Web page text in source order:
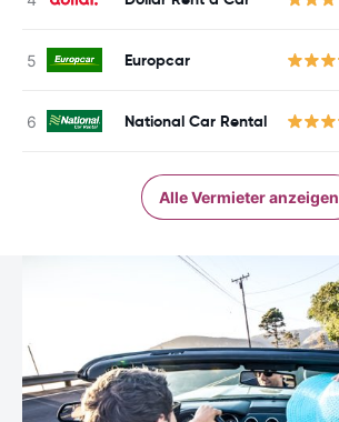
Europcar
National Car Rental
Alle Vermieter anzeigen